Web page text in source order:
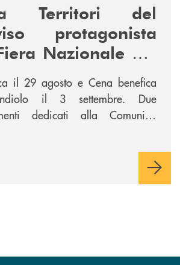
Territori del
protagonista
Nazionale del
con
e la Cena
Ricerca
il 29 agosto e Cena benefica
il 3 settembre. Due
dedicati alla Comunità,